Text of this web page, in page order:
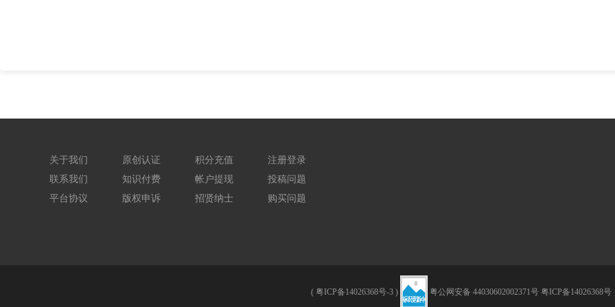
关于我们
联系我们
平台协议
原创认证
知识付费
版权申诉
积分充值
帐户提现
招贤纳士
注册登录
投稿问题
购买问题
( 粤ICP备14026368号-3 ) 粤公网安备 44030602002371号 粤ICP备14026368号